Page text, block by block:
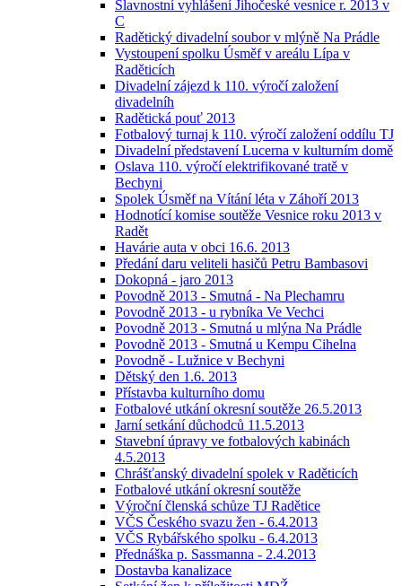
Slavnostní vyhlášení Jihočeské vesnice r. 2013 v
C
Radětický divadelní soubor v mlýně Na Prádle
Vystoupení spolku Úsměf v areálu Lípa v
Raděticích
Divadelní zájezd k 110. výročí založení
divadelníh
Radětická pouť 2013
Fotbalový turnaj k 110. výročí založení oddílu TJ
Divadelní představení Lucerna v kulturním domě
Oslava 110. výročí elektrifikované tratě v
Bechyni
Spolek Úsměf na Vítání léta v Záhoří 2013
Hodnotící komise soutěže Vesnice roku 2013 v
Radět
Havárie auta v obci 16.6. 2013
Předání daru veliteli hasičů Petru Bambasovi
Dokopná - jaro 2013
Povodně 2013 - Smutná - Na Plechamru
Povodně 2013 - u rybníka Ve Vechci
Povodně 2013 - Smutná u mlýna Na Prádle
Povodně 2013 - Smutná u Kempu Cihelna
Povodně - Lužnice v Bechyni
Dětský den 1.6. 2013
Přístavba kulturního domu
Fotbalové utkání okresní soutěže 26.5.2013
Jarní setkání důchodců 11.5.2013
Stavební úpravy ve fotbalových kabinách
4.5.2013
Chrášťanský divadelní spolek v Raděticích
Fotbalové utkání okresní soutěže
Výroční členská schůze TJ Radětice
VČS Českého svazu žen - 6.4.2013
VČS Rybářského spolku - 6.4.2013
Přednáška p. Sassmanna - 2.4.2013
Dostavba kanalizace